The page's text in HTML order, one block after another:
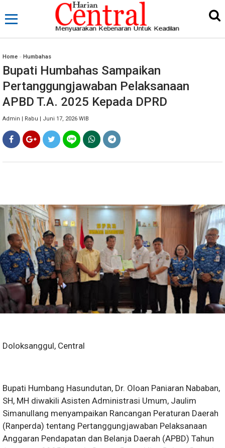
Home » Humbahas
Bupati Humbahas Sampaikan
Pertanggungjawaban Pelaksanaan
APBD T.A. 2025 Kepada DPRD
Admin | Rabu | Juni 17, 2026 WIB
Doloksanggul, Central
Bupati Humbang Hasundutan, Dr. Oloan Paniaran Nababan,
SH, MH diwakili Asisten Administrasi Umum, Jaulim
Simanullang menyampaikan Rancangan Peraturan Daerah
(Ranperda) tentang Pertanggungjawaban Pelaksanaan
Anggaran Pendapatan dan Belanja Daerah (APBD) Tahun